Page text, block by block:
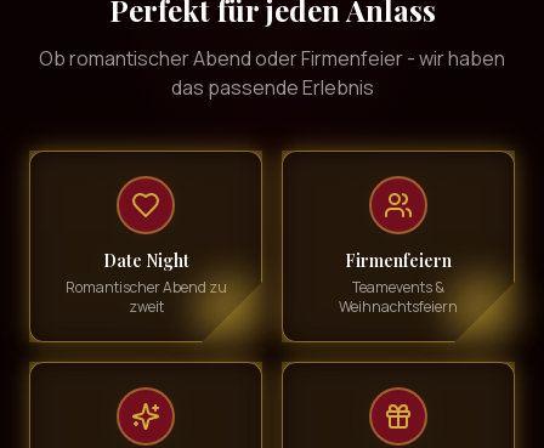
Perfekt für jeden Anlass
Ob romantischer Abend oder Firmenfeier - wir haben
das passende Erlebnis
Date Night
Romantischer Abend zu
zweit
Firmenfeiern
Teamevents &
Weihnachtsfeiern